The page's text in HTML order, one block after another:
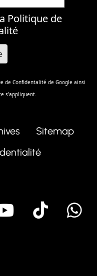
Politique de
de Confidentalité de Google ainsi
s'appliquent.
Sitemap
Youtube
Tik